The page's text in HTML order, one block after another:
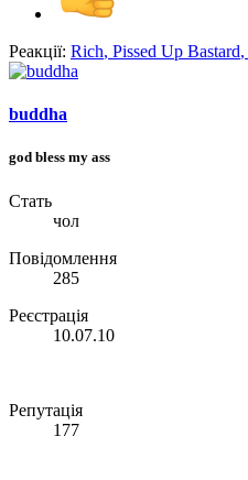
Реакції: Rich, Pissed Up Bastard,
buddha
god bless my ass
Стать
чол
Повідомлення
285
Реєстрація
10.07.10
Репутація
177